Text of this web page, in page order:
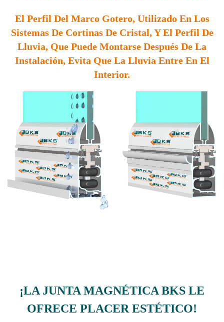
El Perfil Del Marco Gotero, Utilizado En Los
Sistemas De Cortinas De Cristal, Y El Perfil De
Lluvia, Que Puede Montarse Después De La
Instalación, Evita Que La Lluvia Entre En El
Interior.
¡LA JUNTA MAGNÉTICA BKS LE
OFRECE PLACER ESTÉTICO!